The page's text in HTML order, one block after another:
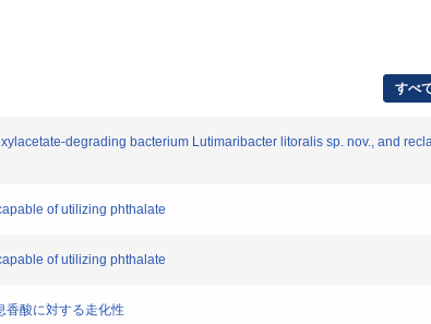
すべ
degrading bacterium Lutimaribacter litoralis sp. nov., and
of utilizing phthalate
of utilizing phthalate
香酸に対する走化性